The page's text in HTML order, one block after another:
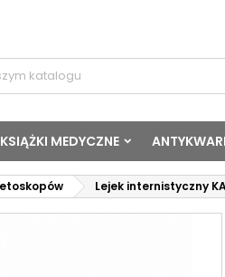
KSIĄŻKI MEDYCZNE
Lejek internistyczny